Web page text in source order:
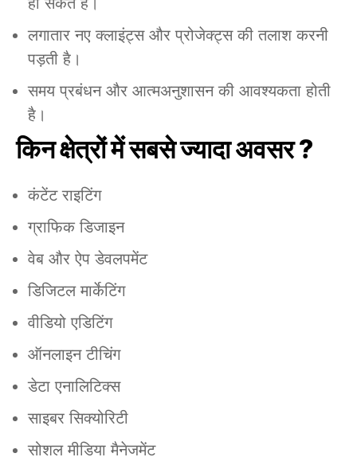
लगातार नए क्लाइंट्स और प्रोजेक्ट्स की तलाश करनी
पड़ती है।
समय प्रबंधन और आत्मअनुशासन की आवश्यकता होती
है।
किन क्षेत्रों में सबसे ज्यादा अवसर ?
कंटेंट राइटिंग
ग्राफिक डिजाइन
वेब और ऐप डेवलपमेंट
डिजिटल मार्केटिंग
वीडियो एडिटिंग
ऑनलाइन टीचिंग
डेटा एनालिटिक्स
साइबर सिक्योरिटी
सोशल मीडिया मैनेजमेंट